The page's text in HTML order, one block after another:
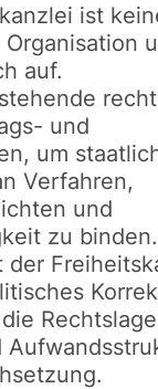
ist
auf.
und
um
Verfahren,
und
zu binden.
der